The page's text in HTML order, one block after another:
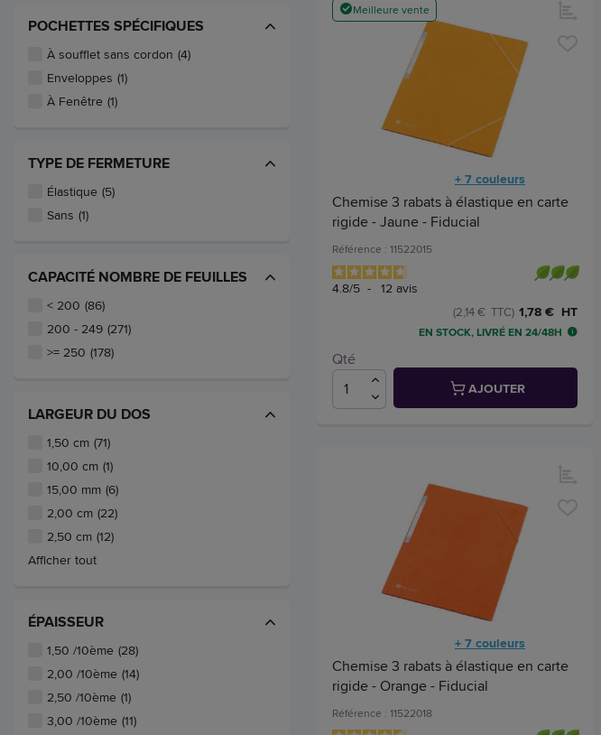
POCHETTES SPÉCIFIQUES
À soufflet sans cordon (4)
Enveloppes (1)
À Fenêtre (1)
TYPE DE FERMETURE
Élastique (5)
Sans (1)
CAPACITÉ NOMBRE DE FEUILLES
< 200 (86)
200 - 249 (271)
>= 250 (178)
LARGEUR DU DOS
1,50 cm (71)
10,00 cm (1)
15,00 mm (6)
2,00 cm (22)
2,50 cm (12)
Afficher tout
ÉPAISSEUR
1,50 /10ème (28)
2,00 /10ème (14)
2,50 /10ème (1)
3,00 /10ème (11)
Meilleure vente
+ 7 couleurs
Chemise 3 rabats à élastique en carte
rigide - Jaune - Fiducial
Référence : 11522015
4.8/5 - 12 avis
1,78 € HT
(2,14 € TTC)
EN STOCK, LIVRÉ EN 24/48H
Qté
AJOUTER
+ 7 couleurs
Chemise 3 rabats à élastique en carte
rigide - Orange - Fiducial
Référence : 11522018